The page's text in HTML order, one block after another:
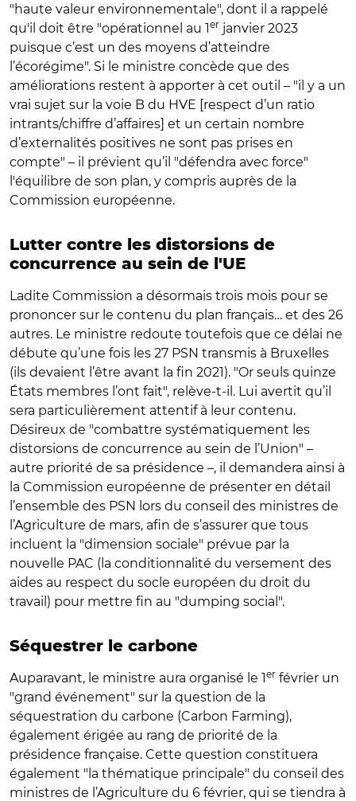
"haute valeur environnementale", dont il a rappelé
qu'il doit être "opérationnel au 1er janvier 2023
puisque c’est un des moyens d’atteindre
l’écorégime". Si le ministre concède que des
améliorations restent à apporter à cet outil – "il y a un
vrai sujet sur la voie B du HVE [respect d’un ratio
intrants/chiffre d’affaires] et un certain nombre
d’externalités positives ne sont pas prises en
compte" – il prévient qu’il "défendra avec force"
l'équilibre de son plan, y compris auprès de la
Commission européenne.
Lutter contre les distorsions de
concurrence au sein de l'UE
Ladite Commission a désormais trois mois pour se
prononcer sur le contenu du plan français… et des 26
autres. Le ministre redoute toutefois que ce délai ne
débute qu’une fois les 27 PSN transmis à Bruxelles
(ils devaient l’être avant la fin 2021). "Or seuls quinze
États membres l’ont fait", relève-t-il. Lui avertit qu’il
sera particulièrement attentif à leur contenu.
Désireux de "combattre systématiquement les
distorsions de concurrence au sein de l’Union" –
autre priorité de sa présidence –, il demandera ainsi à
la Commission européenne de présenter en détail
l’ensemble des PSN lors du conseil des ministres de
l’Agriculture de mars, afin de s’assurer que tous
incluent la "dimension sociale" prévue par la
nouvelle PAC (la conditionnalité du versement des
aides au respect du socle européen du droit du
travail) pour mettre fin au "dumping social".
Séquestrer le carbone
Auparavant, le ministre aura organisé le 1er février un
"grand événement" sur la question de la
séquestration du carbone (Carbon Farming),
également érigée au rang de priorité de la
présidence française. Cette question constituera
également "la thématique principale" du conseil des
ministres de l’Agriculture du 6 février, qui se tiendra à